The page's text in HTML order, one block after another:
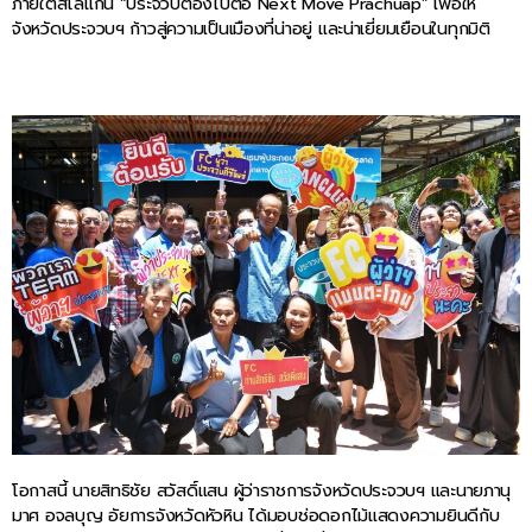
จังหวัดประจวบฯ ก้าวสู่ความเป็นเมืองที่น่าอยู่ และน่าเยี่ยมเยือนในทุกมิติ
โอกาสนี้ นายสิทธิชัย สวัสดิ์แสน ผู้ว่าราชการจังหวัดประจวบฯ และนายภานุ
มาศ อจลบุญ อัยการจังหวัดหัวหิน ได้มอบช่อดอกไม้แสดงความยินดีกับ